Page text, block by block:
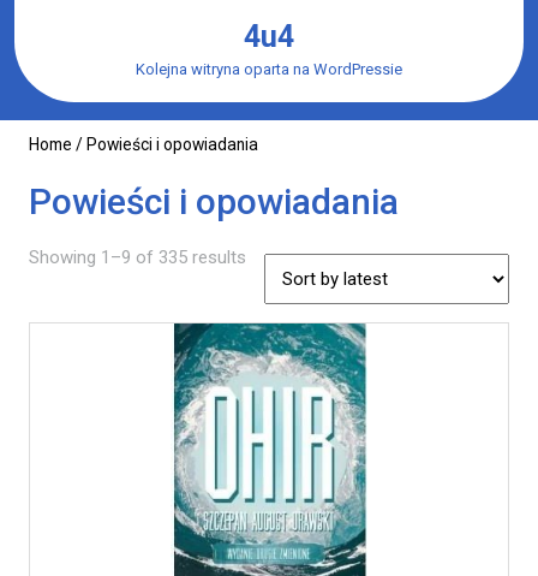
content
4u4
Kolejna witryna oparta na WordPressie
Home / Powieści i opowiadania
Powieści i opowiadania
Showing 1–9 of 335 results